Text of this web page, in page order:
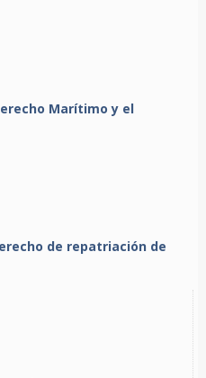
Marítimo y el
de repatriación de